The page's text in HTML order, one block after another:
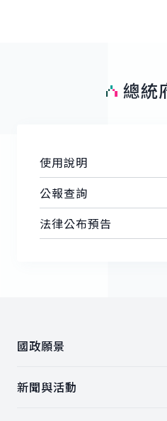
總統
使用說明
公報查詢
法律公布預告
國政願景
新聞與活動